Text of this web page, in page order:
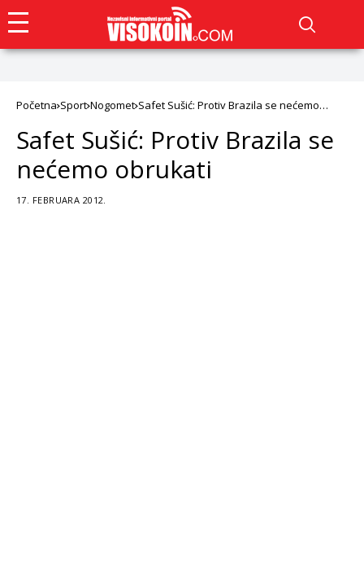
Početna Sport Nogomet Safet Sušić: Protiv Brazila se nećemo
Safet Sušić: Protiv Brazila se
nećemo obrukati
17. FEBRUARA 2012.